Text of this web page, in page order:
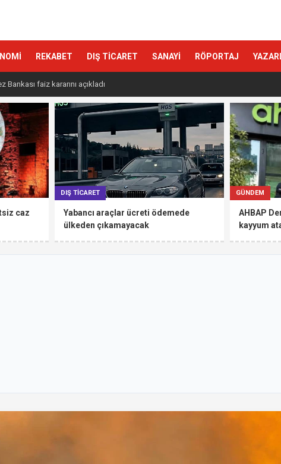
REKABET DIŞ TİCARET SANAYİ RÖPORTAJ
Bankası faiz kararını açıkladı
caz
DIŞ TİCARET
Yabancı araçlar ücreti ödemede
ülkeden çıkamayacak
GÜNDEM
AHBAP
kayyum